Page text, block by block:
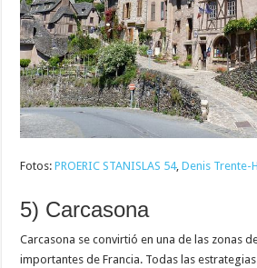
Fotos:PROERIC STANISLAS 54,Denis Trente-
5) Carcasona
Carcasona se convirtió en una de las zonas
importantes de Francia. Todas las